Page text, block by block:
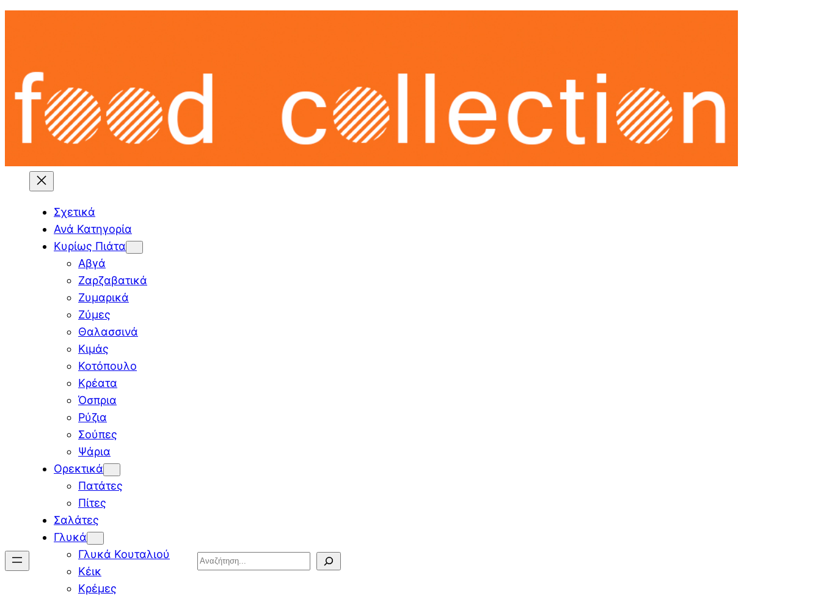
Skip
Σχετικά
Ανά Κατηγορία
Κυρίως Πιάτα
Αβγά
Ζαρζαβατικά
Ζυμαρικά
Ζύμες
Θαλασσινά
Κιμάς
Κοτόπουλο
Κρέατα
Όσπρια
Ρύζια
Σούπες
Ψάρια
Ορεκτικά
Πατάτες
Πίτες
Σαλάτες
Γλυκά
Γλυκά Κουταλιού
Κέικ
Κρέμες
Search